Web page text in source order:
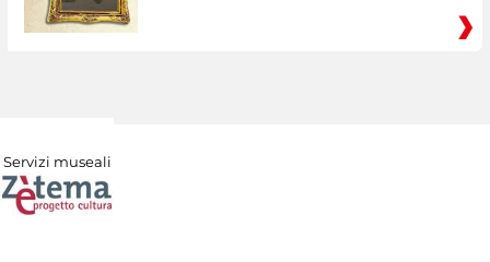
Servizi museali